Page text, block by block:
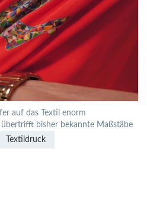
auf das Textil enorm
bisher bekannte Maßstäbe
Textildruck